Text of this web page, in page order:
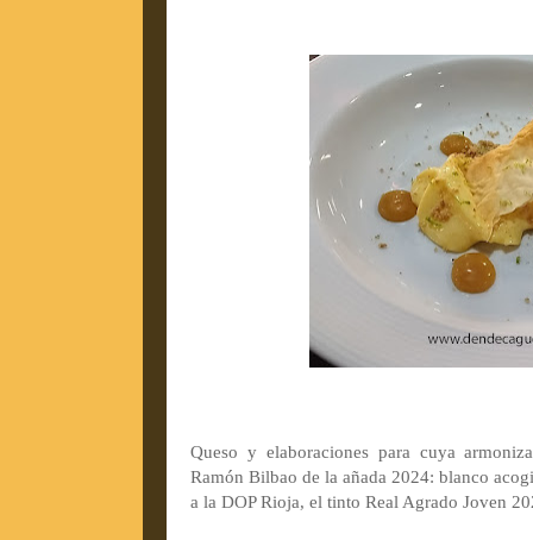
Queso y elaboraciones para cuya
Ramón Bilbao de la añada 2024: blanco
a la DOP Rioja, el tinto Real Agrado Joven